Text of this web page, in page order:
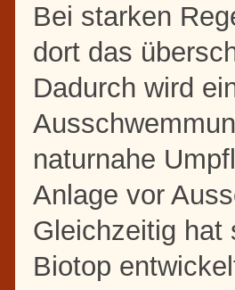
Bei starken
dort das
Dadurch wird
naturnahe
Anlage vor
Gleichzeitig hat
Biotop